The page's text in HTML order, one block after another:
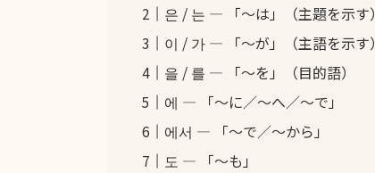
은 / 는 ― 「～は」（主題を示す）
이 / 가 ― 「～が」（主語を示す）
을 / 를 ― 「～を」（目的語）
에 ― 「～に／～へ／～で」
에서 ― 「～で／～から」
도 ― 「～も」